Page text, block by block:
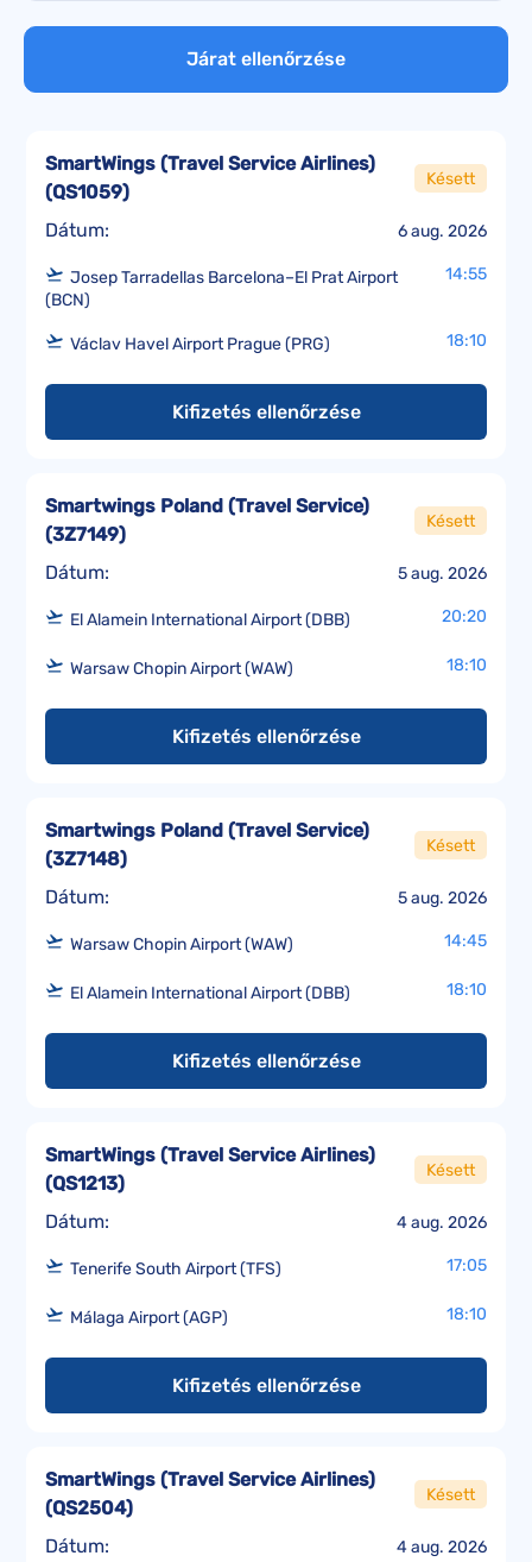
Járat ellenőrzése
Dátum: 6 aug. 2026
SmartWings (Travel Service Airlines)
(QS1059)
Késett
Josep Tarradellas Barcelona–El Prat Airport
(BCN)
14:55
Václav Havel Airport Prague (PRG) 18:10
Kifizetés ellenőrzése
Dátum: 5 aug. 2026
Smartwings Poland (Travel Service)
(3Z7149)
Késett
El Alamein International Airport (DBB) 20:20
Warsaw Chopin Airport (WAW) 18:10
Kifizetés ellenőrzése
Dátum: 5 aug. 2026
Smartwings Poland (Travel Service)
(3Z7148)
Késett
Warsaw Chopin Airport (WAW) 14:45
El Alamein International Airport (DBB) 18:10
Kifizetés ellenőrzése
Dátum: 4 aug. 2026
SmartWings (Travel Service Airlines)
(QS1213)
Késett
Tenerife South Airport (TFS) 17:05
Málaga Airport (AGP) 18:10
Kifizetés ellenőrzése
Dátum: 4 aug. 2026
SmartWings (Travel Service Airlines)
(QS2504)
Késett